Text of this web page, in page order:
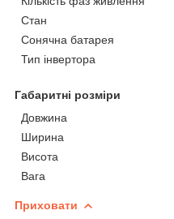
Стан
Сонячна батарея
Тип інвертора
Габаритні розміри
Довжина
Ширина
Висота
Вага
Приховати